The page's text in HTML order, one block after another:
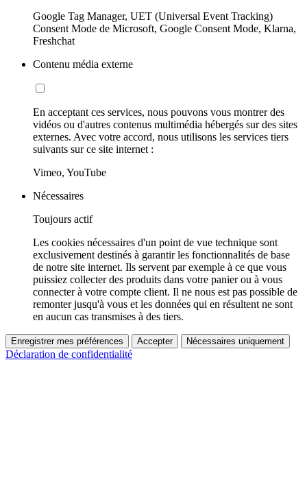
Google Tag Manager, UET (Universal Event Tracking)
Consent Mode de Microsoft, Google Consent Mode, Klarna,
Freshchat
Contenu média externe
En acceptant ces services, nous pouvons vous montrer des
vidéos ou d'autres contenus multimédia hébergés sur des sites
externes. Avec votre accord, nous utilisons les services tiers
suivants sur ce site internet :
Vimeo, YouTube
Nécessaires
Toujours actif
Les cookies nécessaires d'un point de vue technique sont
exclusivement destinés à garantir les fonctionnalités de base
de notre site internet. Ils servent par exemple à ce que vous
puissiez collecter des produits dans votre panier ou à vous
connecter à votre compte client. Il ne nous est pas possible de
remonter jusqu'à vous et les données qui en résultent ne sont
en aucun cas transmises à des tiers.
Enregistrer mes préférences Accepter Nécessaires uniquement
Déclaration de confidentialité